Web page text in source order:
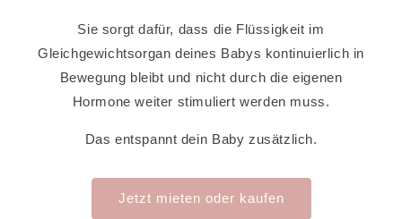
Sie sorgt dafür, dass die Flüssigkeit im
Gleichgewichtsorgan deines Babys kontinuierlich in
Bewegung bleibt und nicht durch die eigenen
Hormone weiter stimuliert werden muss.
Das entspannt dein Baby zusätzlich.
Jetzt mieten oder kaufen